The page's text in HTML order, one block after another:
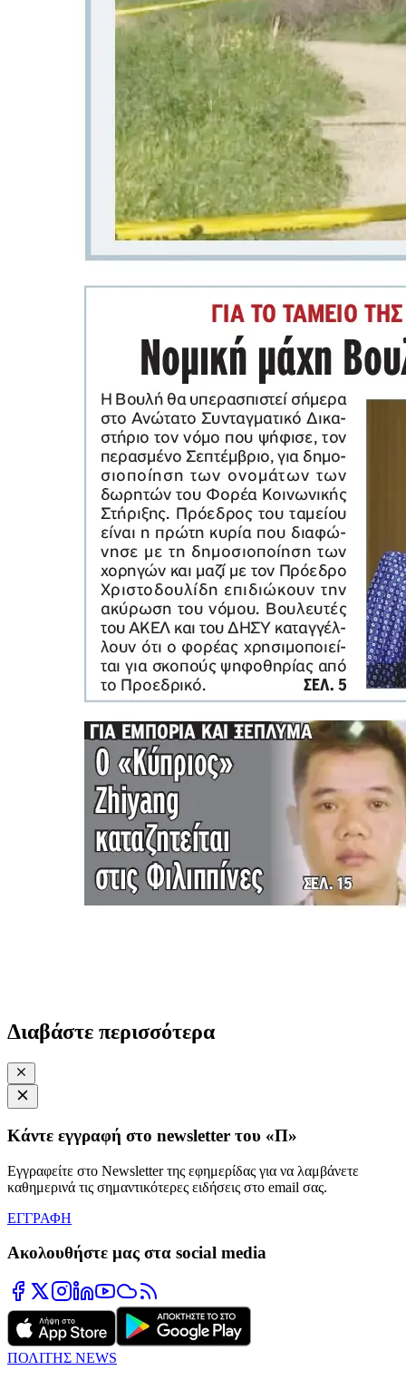
Διαβάστε περισσότερα
Κάντε εγγραφή στο newsletter του «Π»
Εγγραφείτε στο Newsletter της εφημερίδας για να λαμβάνετε
καθημερινά τις σημαντικότερες ειδήσεις στο email σας.
ΕΓΓΡΑΦΗ
Ακολουθήστε μας στα social media
ΠΟΛΙΤΗΣ NEWS